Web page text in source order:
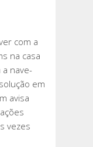
com a
na casa
nave-
em
avisa
vezes